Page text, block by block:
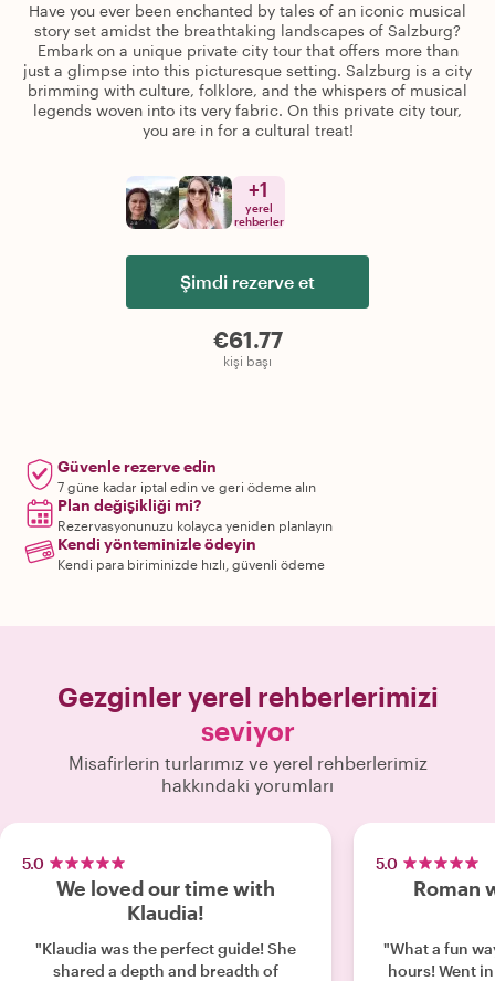
Have you ever been enchanted by tales of an iconic musical
story set amidst the breathtaking landscapes of Salzburg?
Embark on a unique private city tour that offers more than
just a glimpse into this picturesque setting. Salzburg is a city
brimming with culture, folklore, and the whispers of musical
legends woven into its very fabric. On this private city tour,
you are in for a cultural treat!
Şimdi rezerve et
€61.77
kişi başı
+1
yerel
rehberler
Güvenle rezerve edin
7 güne kadar iptal edin ve geri ödeme alın
Plan değişikliği mi?
Rezervasyonunuzu kolayca yeniden planlayın
Kendi yönteminizle ödeyin
Kendi para biriminizde hızlı, güvenli ödeme
Gezginler yerel rehberlerimizi
seviyor
Misafirlerin turlarımız ve yerel rehberlerimiz
hakkındaki yorumları
5.0
We loved our time with
Klaudia!
"Klaudia was the perfect guide! She
shared a depth and breadth of
5.0
Roman
"What a fun
hours! Went